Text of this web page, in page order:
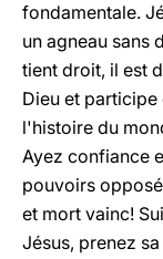
fondamentale.
un agneau sans
tient droit, il est
Dieu et participe
l'histoire du
Ayez confiance
pouvoirs
et mort vainc!
Jésus, prenez